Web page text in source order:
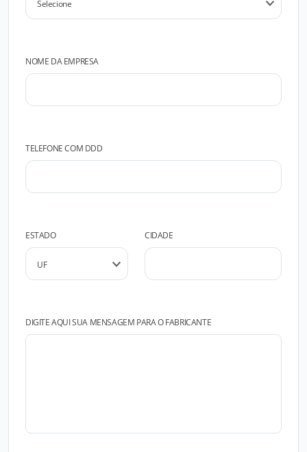
NOME DA EMPRESA
TELEFONE COM DDD
ESTADO CIDADE
DIGITE AQUI SUA MENSAGEM PARA O FABRICANTE